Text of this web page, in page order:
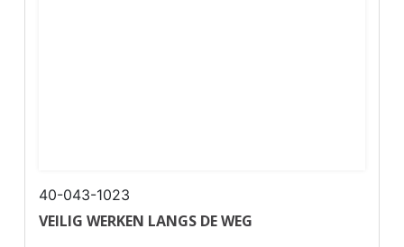
40-043-1023
VEILIG WERKEN LANGS DE WEG